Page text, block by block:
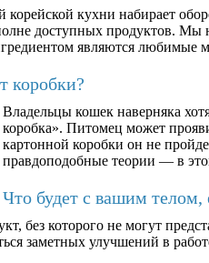
корейской кухни набирает
доступных продуктов. Мы
являются любимые
коробки?
Владельцы кошек наверняка
коробка». Питомец может
картонной коробки он не
правдоподобные теории — в
Что будет с вашим телом,
без которого не могут
заметных улучшений в